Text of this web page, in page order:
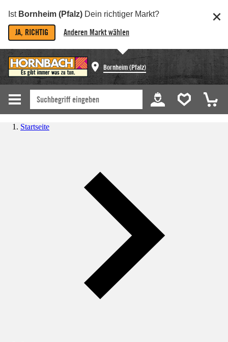
Ist Bornheim (Pfalz) Dein richtiger Markt?
JA, RICHTIG Anderen Markt wählen
Bornheim (Pfalz)
Startseite